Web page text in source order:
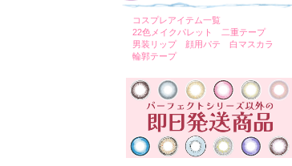
コスプレアイテム一覧
22色メイクパレット
二重テープ
男装リップ
顔用パテ
白マスカラ
輪郭テープ